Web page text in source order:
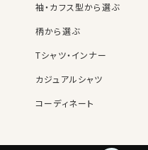
袖・カフス型から選ぶ
柄から選ぶ
Tシャツ・インナー
カジュアルシャツ
コーディネート